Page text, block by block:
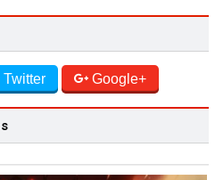
Twitter Google+